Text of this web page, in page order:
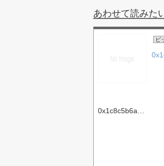
あわせて読みた
ピ
0x1c8c5b6a…